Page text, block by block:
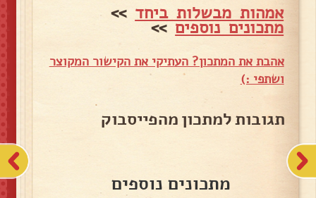
אמהות מבשלות ביחד >>
מתכונים נוספים>>
אהבת את המתכון? העתיקי את הקישור המקוצר
ושתפי :)
תגובות למתכון מהפייסבוק
מתכונים נוספים